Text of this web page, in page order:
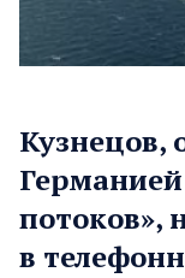
Кузнецов,
потоков»,
в